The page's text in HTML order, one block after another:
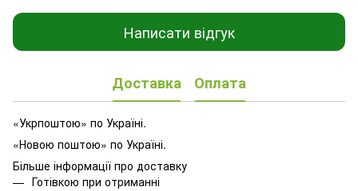
Написати відгук
Доставка Оплата
«Укрпоштою» по Україні.
«Новою поштою» по Україні.
Більше інформації про доставку
Готівкою при отриманні